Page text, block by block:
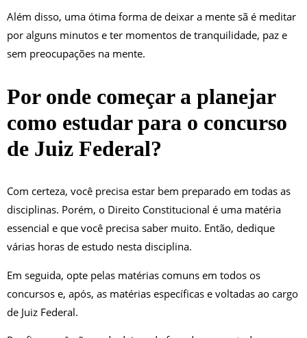
Além disso, uma ótima forma de deixar a mente sã é meditar
por alguns minutos e ter momentos de tranquilidade, paz e
sem preocupações na mente.
Por onde começar a planejar
como estudar para o concurso
de Juiz Federal?
Com certeza, você precisa estar bem preparado em todas as
disciplinas. Porém, o Direito Constitucional é uma matéria
essencial e que você precisa saber muito. Então, dedique
várias horas de estudo nesta disciplina.
Em seguida, opte pelas matérias comuns em todos os
concursos e, após, as matérias específicas e voltadas ao cargo
de Juiz Federal.